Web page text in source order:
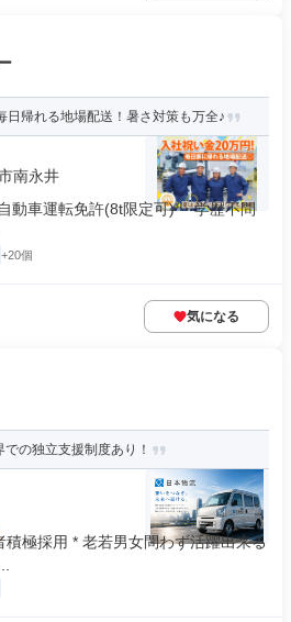
日帰れる地場配送！暑さ対策も万全♪
南永井
動車運転免許(8t限定可) ・学歴不問
+20個
気になる
の独立支援制度あり！
極採用 * 老若男女問わず活躍出来る